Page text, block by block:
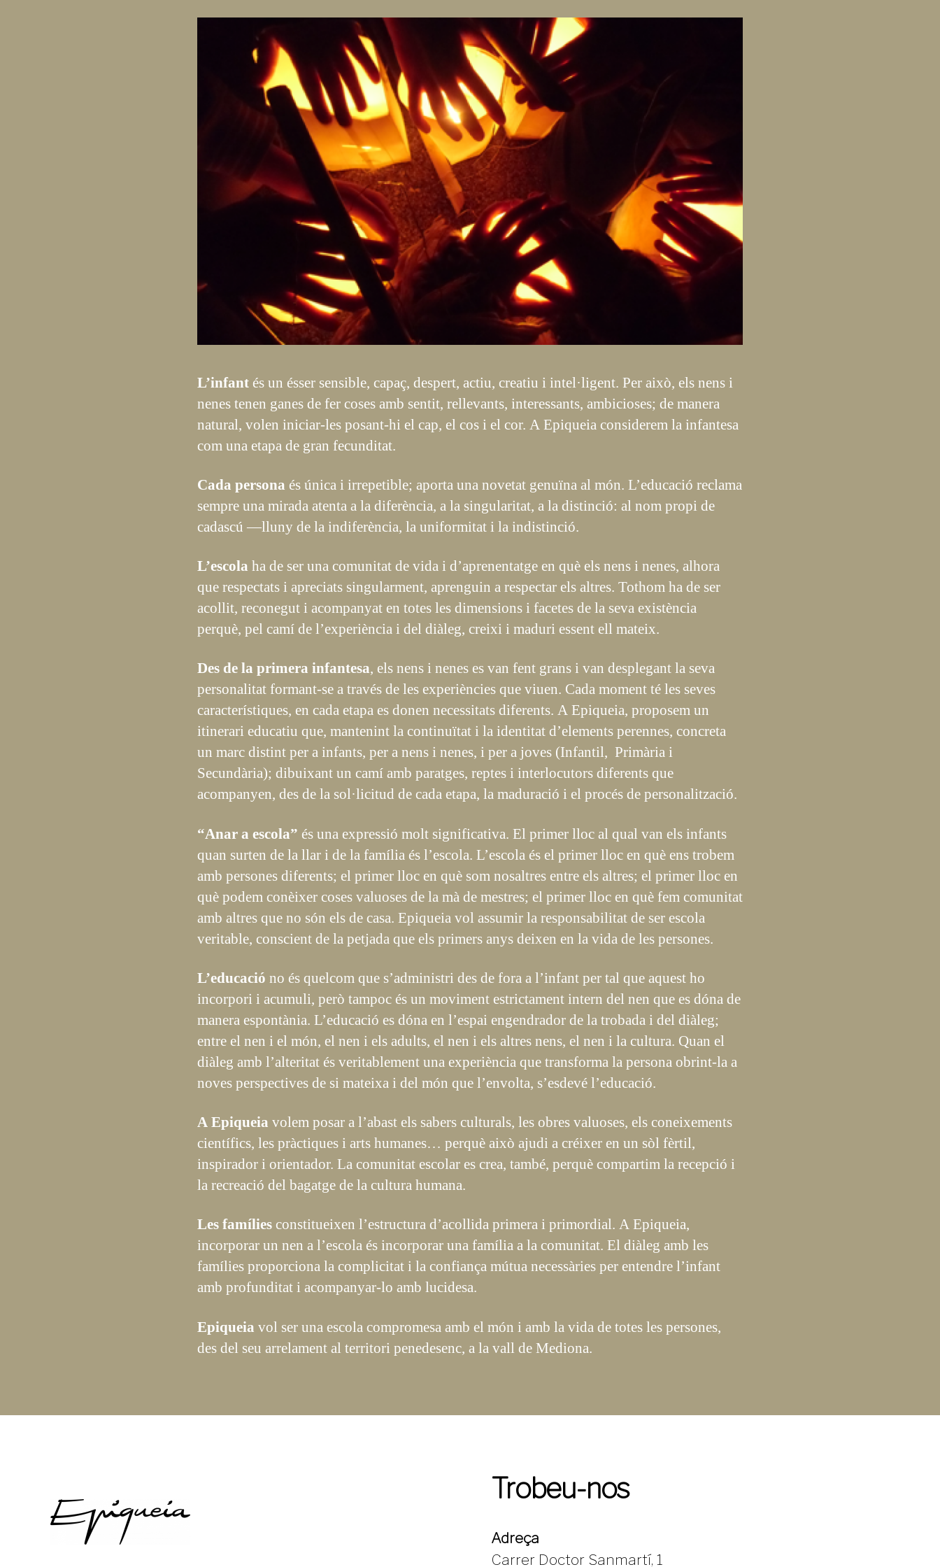
L’infant és un ésser sensible, capaç, despert, actiu, creatiu i intel·ligent. Per això, els nens i
nenes tenen ganes de fer coses amb sentit, rellevants, interessants, ambicioses; de manera
natural, volen iniciar-les posant-hi el cap, el cos i el cor. A Epiqueia considerem la infantesa
com una etapa de gran fecunditat.
Cada persona és única i irrepetible; aporta una novetat genuïna al món. L’educació reclama
sempre una mirada atenta a la diferència, a la singularitat, a la distinció: al nom propi de
cadascú ―lluny de la indiferència, la uniformitat i la indistinció.
L’escola ha de ser una comunitat de vida i d’aprenentatge en què els nens i nenes, alhora
que respectats i apreciats singularment, aprenguin a respectar els altres. Tothom ha de ser
acollit, reconegut i acompanyat en totes les dimensions i facetes de la seva existència
perquè, pel camí de l’experiència i del diàleg, creixi i maduri essent ell mateix.
Des de la primera infantesa, els nens i nenes es van fent grans i van desplegant la seva
personalitat formant-se a través de les experiències que viuen. Cada moment té les seves
característiques, en cada etapa es donen necessitats diferents. A Epiqueia, proposem un
itinerari educatiu que, mantenint la continuïtat i la identitat d’elements perennes, concreta
un marc distint per a infants, per a nens i nenes, i per a joves (Infantil, Primària i
Secundària); dibuixant un camí amb paratges, reptes i interlocutors diferents que
acompanyen, des de la sol·licitud de cada etapa, la maduració i el procés de personalització.
“Anar a escola” és una expressió molt significativa. El primer lloc al qual van els infants
quan surten de la llar i de la família és l’escola. L’escola és el primer lloc en què ens trobem
amb persones diferents; el primer lloc en què som nosaltres entre els altres; el primer lloc en
què podem conèixer coses valuoses de la mà de mestres; el primer lloc en què fem comunitat
amb altres que no són els de casa. Epiqueia vol assumir la responsabilitat de ser escola
veritable, conscient de la petjada que els primers anys deixen en la vida de les persones.
L’educació no és quelcom que s’administri des de fora a l’infant per tal que aquest ho
incorpori i acumuli, però tampoc és un moviment estrictament intern del nen que es dóna de
manera espontània. L’educació es dóna en l’espai engendrador de la trobada i del diàleg;
entre el nen i el món, el nen i els adults, el nen i els altres nens, el nen i la cultura. Quan el
diàleg amb l’alteritat és veritablement una experiència que transforma la persona obrint-la a
noves perspectives de si mateixa i del món que l’envolta, s’esdevé l’educació.
A Epiqueia volem posar a l’abast els sabers culturals, les obres valuoses, els coneixements
científics, les pràctiques i arts humanes… perquè això ajudi a créixer en un sòl fèrtil,
inspirador i orientador. La comunitat escolar es crea, també, perquè compartim la recepció i
la recreació del bagatge de la cultura humana.
Les famílies constitueixen l’estructura d’acollida primera i primordial. A Epiqueia,
incorporar un nen a l’escola és incorporar una família a la comunitat. El diàleg amb les
famílies proporciona la complicitat i la confiança mútua necessàries per entendre l’infant
amb profunditat i acompanyar-lo amb lucidesa.
Epiqueia vol ser una escola compromesa amb el món i amb la vida de totes les persones,
des del seu arrelament al territori penedesenc, a la vall de Mediona.
Trobeu-nos
Adreça
Carrer Doctor Sanmartí, 1